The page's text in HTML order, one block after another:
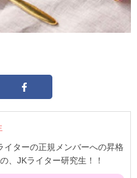
イターの正規メンバーへの昇格
、JKライター研究生！！